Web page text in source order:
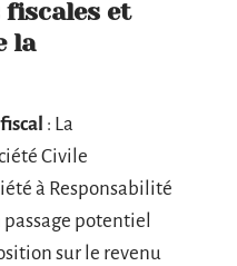
et
la
: La
Civile
à Responsabilité
potentiel
sur le revenu